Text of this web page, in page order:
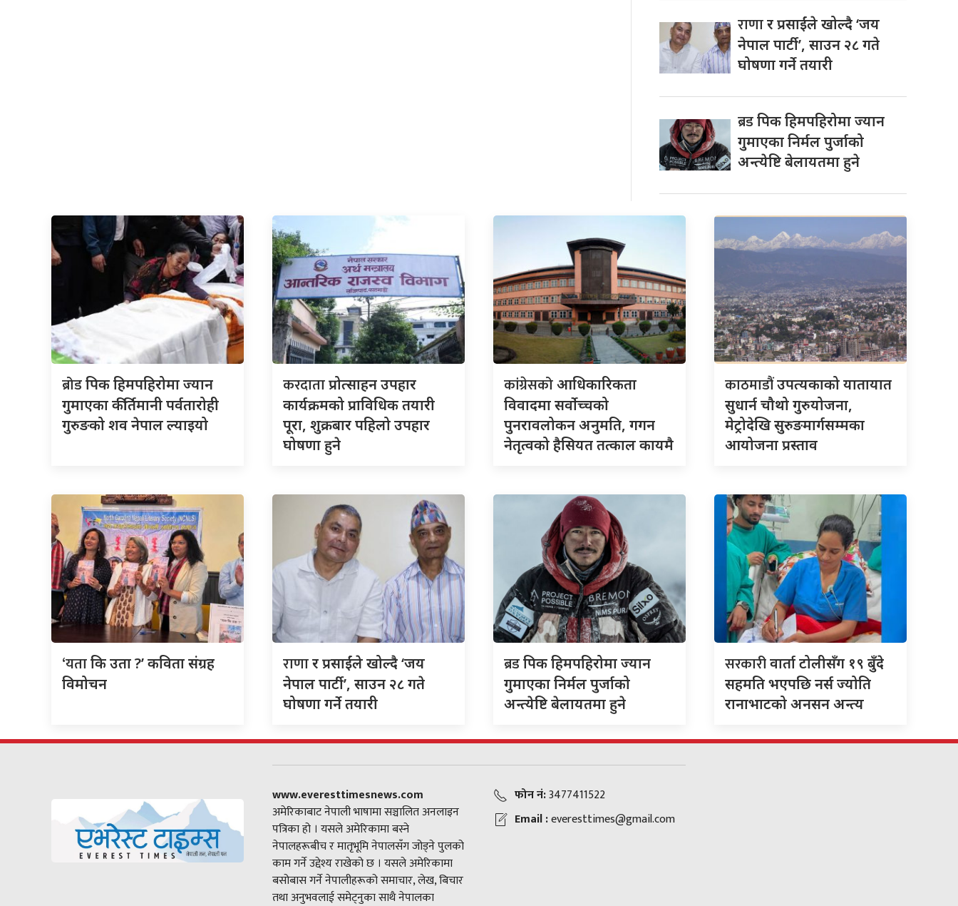
राणार प्रसाईंले खोल्दै ‘जय
नेपाल पार्टी’, साउन २८ गते
घोषणा गर्ने तयारी
ब्रडपिक हिमपहिरोमा ज्यान
गुमाएका निर्मल पुर्जाको
अन्त्येष्टि बेलायतमा हुने
ब्रोडपिक हिमपहिरोमा ज्यान
गुमाएका कीर्तिमानी पर्वतारोही
गुरुङको शव नेपाल ल्याइयो
करदाताप्रोत्साहन उपहार
कार्यक्रमको प्राविधिक तयारी
पूरा, शुक्रबार पहिलो उपहार
घोषणा हुने
कांग्रेसकोआधिकारिकता
विवादमा सर्वोच्चको
पुनरावलोकन अनुमति, गगन
नेतृत्वको हैसियत तत्काल कायमै
काठमाडौंउपत्यकाको यातायात
सुधार्न चौथो गुरुयोजना,
मेट्रोदेखि सुरुङमार्गसम्मका
आयोजना प्रस्ताव
‘यताकि उता ?’ कविता संग्रह
विमोचन
राणार प्रसाईंले खोल्दै ‘जय
नेपाल पार्टी’, साउन २८ गते
घोषणा गर्ने तयारी
ब्रडपिक हिमपहिरोमा ज्यान
गुमाएका निर्मल पुर्जाको
अन्त्येष्टि बेलायतमा हुने
सरकारीवार्ता टोलीसँग १९ बुँदे
सहमति भएपछि नर्स ज्योति
रानाभाटको अनसन अन्त्य
www.everesttimesnews.com
अमेरिकाबाट नेपाली भाषामा सञ्चालित अनलाइन
पत्रिका हो । यसले अमेरिकामा बस्ने
नेपालहरूबीच र मातृभूमि नेपालसँग जोड्ने पुलको
काम गर्ने उद्देश्य राखेको छ । यसले अमेरिकामा
बसोबास गर्ने नेपालीहरूको समाचार, लेख, बिचार
तथा अनुभवलाई समेट्नुका साथै नेपालका
फोन नं:3477411522
Email :everesttimes@gmail.com